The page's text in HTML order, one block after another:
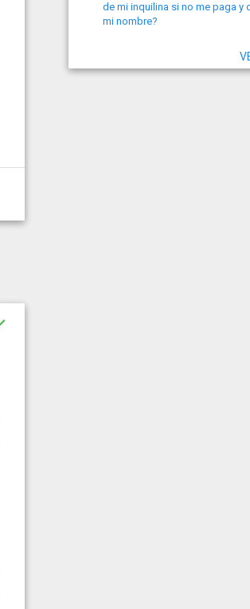
de mi inquilina si no me paga y
mi nombre?